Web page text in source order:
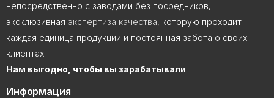
непосредственно с заводами без посредников,
эксклюзивная экспертиза качества, которую проходит
каждая единица продукции и постоянная забота о своих
клиентах.
Нам выгодно, чтобы вы зарабатывали
Информация